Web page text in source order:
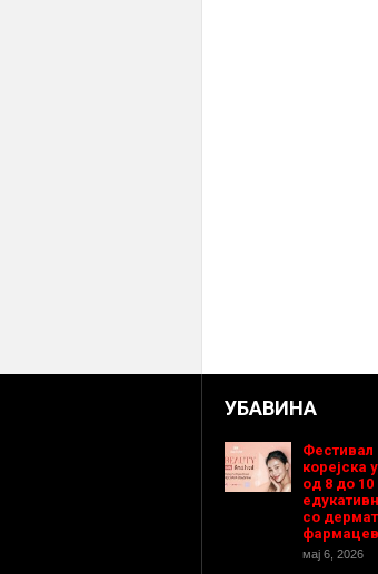
УБАВИНА
Фестивал
корејска
од 8 до 10
со
мај 6, 2026